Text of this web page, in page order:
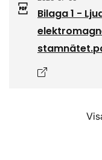
Bilaga 1 -